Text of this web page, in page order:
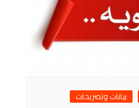
بيانات وتصريحات